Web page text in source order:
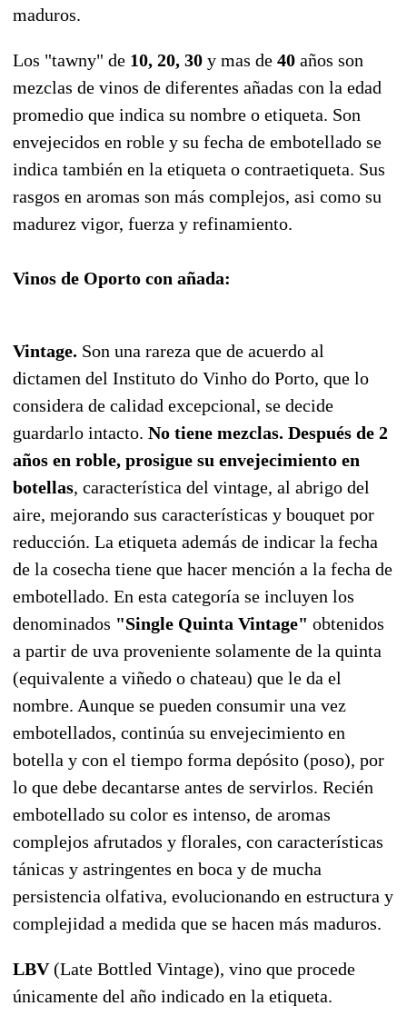
maduros.
Los "tawny" de 10, 20, 30 y mas de 40 años son
mezclas de vinos de diferentes añadas con la edad
promedio que indica su nombre o etiqueta. Son
envejecidos en roble y su fecha de embotellado se
indica también en la etiqueta o contraetiqueta. Sus
rasgos en aromas son más complejos, asi como su
madurez vigor, fuerza y refinamiento.
Vinos de Oporto con añada:
Vintage. Son una rareza que de acuerdo al
dictamen del Instituto do Vinho do Porto, que lo
considera de calidad excepcional, se decide
guardarlo intacto. No tiene mezclas. Después de 2
años en roble, prosigue su envejecimiento en
botellas, característica del vintage, al abrigo del
aire, mejorando sus características y bouquet por
reducción. La etiqueta además de indicar la fecha
de la cosecha tiene que hacer mención a la fecha de
embotellado. En esta categoría se incluyen los
denominados "Single Quinta Vintage" obtenidos
a partir de uva proveniente solamente de la quinta
(equivalente a viñedo o chateau) que le da el
nombre. Aunque se pueden consumir una vez
embotellados, continúa su envejecimiento en
botella y con el tiempo forma depósito (poso), por
lo que debe decantarse antes de servirlos. Recién
embotellado su color es intenso, de aromas
complejos afrutados y florales, con características
tánicas y astringentes en boca y de mucha
persistencia olfativa, evolucionando en estructura y
complejidad a medida que se hacen más maduros.
LBV(Late Bottled Vintage), vino que procede
únicamente del año indicado en la etiqueta.